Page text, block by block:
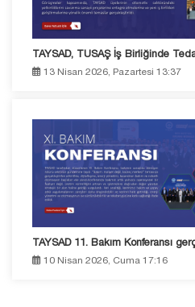
TAYSAD, TUSAŞ İş Birliğinde
13 Nisan 2026, Pazartesi 13:37
TAYSAD 11. Bakım Konferansı
10 Nisan 2026, Cuma 17:16